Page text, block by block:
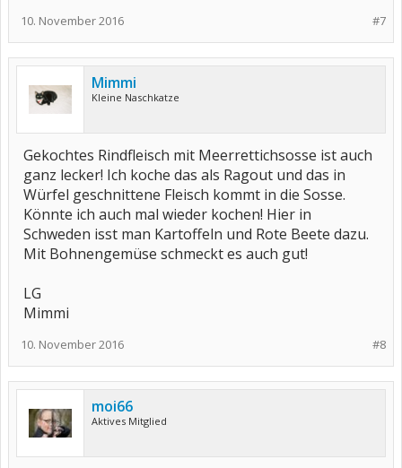
#7
10. November 2016
Mimmi
Kleine Naschkatze
Gekochtes Rindfleisch mit Meerrettichsosse ist auch
ganz lecker! Ich koche das als Ragout und das in
Würfel geschnittene Fleisch kommt in die Sosse.
Könnte ich auch mal wieder kochen! Hier in
Schweden isst man Kartoffeln und Rote Beete dazu.
Mit Bohnengemüse schmeckt es auch gut!
LG
Mimmi
#8
10. November 2016
moi66
Aktives Mitglied